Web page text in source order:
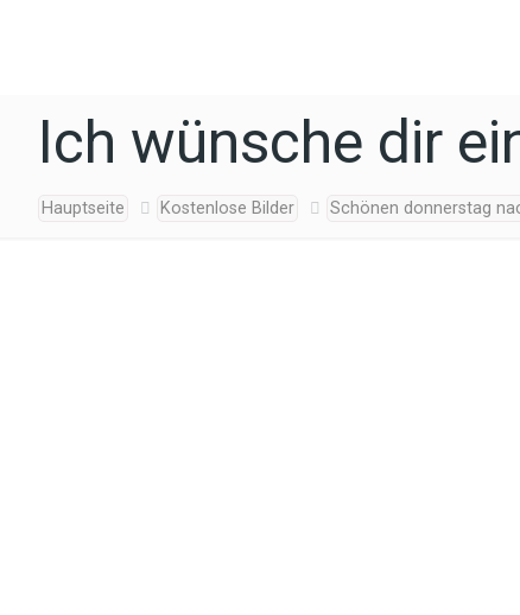
Ich wünsche dir
Hauptseite Kostenlose Bilder Schönen donnerstag